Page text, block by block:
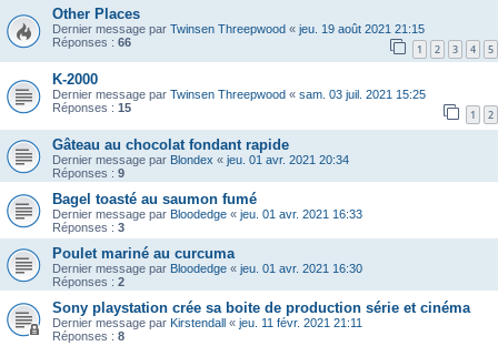
Other Places
Dernier message par Twinsen Threepwood « jeu. 19 août 2021 21:15
Réponses : 66 1 2 3 4 5
K-2000
Dernier message par Twinsen Threepwood « sam. 03 juil. 2021 15:25
Réponses : 15 1 2
Gâteau au chocolat fondant rapide
Dernier message par Blondex « jeu. 01 avr. 2021 20:34
Réponses : 9
Bagel toasté au saumon fumé
Dernier message par Bloodedge « jeu. 01 avr. 2021 16:33
Réponses : 3
Poulet mariné au curcuma
Dernier message par Bloodedge « jeu. 01 avr. 2021 16:30
Réponses : 2
Sony playstation crée sa boite de production série et cinéma
Dernier message par Kirstendall « jeu. 11 févr. 2021 21:11
Réponses : 8